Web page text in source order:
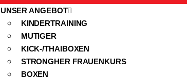
UNSER ANGEBOT
KINDERTRAINING
MUTIGER
KICK-/THAIBOXEN
STRONGHER FRAUENKURS
BOXEN